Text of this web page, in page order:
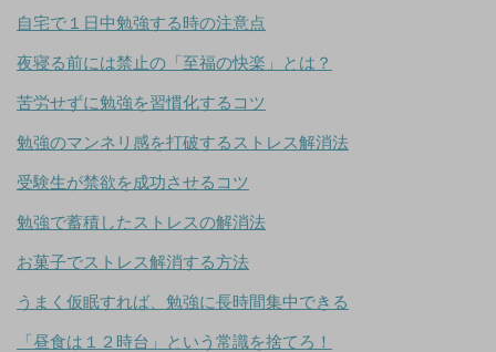
自宅で１日中勉強する時の注意点
夜寝る前には禁止の「至福の快楽」とは？
苦労せずに勉強を習慣化するコツ
勉強のマンネリ感を打破するストレス解消法
受験生が禁欲を成功させるコツ
勉強で蓄積したストレスの解消法
お菓子でストレス解消する方法
うまく仮眠すれば、勉強に長時間集中できる
「昼食は１２時台」という常識を捨てろ！